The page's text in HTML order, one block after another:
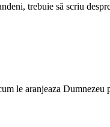
trebuie să scriu
le aranjeaza Dumnezeu